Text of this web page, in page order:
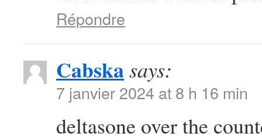
Répondre
Cabskasays:
7 janvier 2024 at 8 h 16 min
deltasone over the